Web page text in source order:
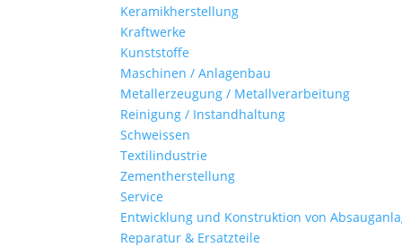
Keramikherstellung
Kraftwerke
Kunststoffe
Maschinen / Anlagenbau
Metallerzeugung / Metallverarbeitung
Reinigung / Instandhaltung
Schweissen
Textilindustrie
Zementherstellung
Service
Entwicklung und Konstruktion von
Reparatur & Ersatzteile